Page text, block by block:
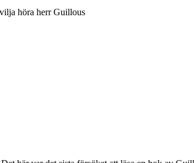
höra herr Guillous